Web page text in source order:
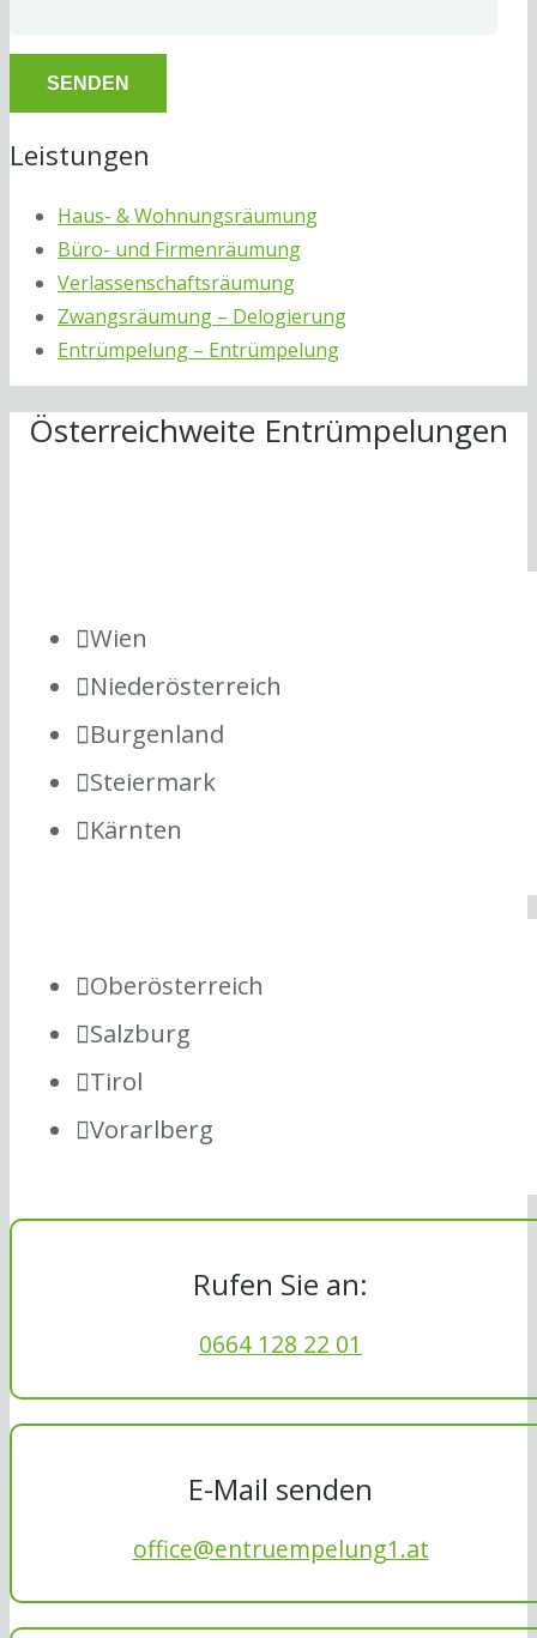
Leistungen
Haus- & Wohnungsräumung
Büro- und Firmenräumung
Verlassenschaftsräumung
Zwangsräumung – Delogierung
Entrümpelung – Entrümpelung
Österreichweite Entrümpelungen
Wien
Niederösterreich
Burgenland
Steiermark
Kärnten
Oberösterreich
Salzburg
Tirol
Vorarlberg
Rufen Sie an:
0664 128 22 01
E-Mail senden
office@entruempelung1.at